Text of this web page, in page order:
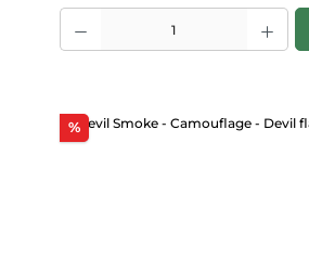
Produkt Anzahl: Gib den gewünschten
%Rabatt